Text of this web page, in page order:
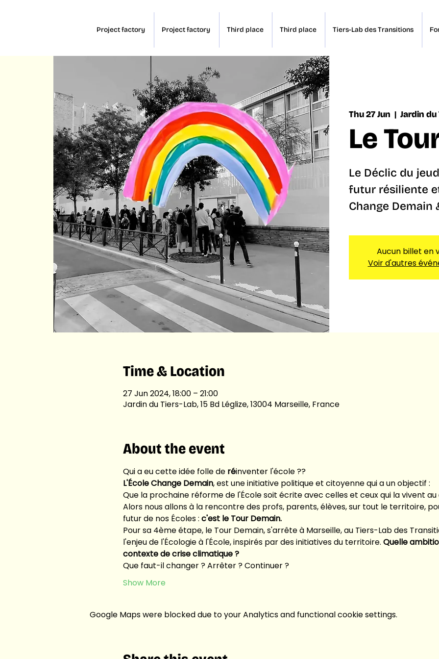
Project factory Project factory Third place Third place Tiers-Lab des Transitions
Thu 27 Jun
  |
Jardin du
Le
Le Déclic du
futur résiliente
Change Demain
Aucun billet en
Voir d'autres
Time & Location
27 Jun 2024, 18:00 – 21:00
Jardin du Tiers-Lab, 15 Bd Léglize, 13004 Marseille, France
About the event
Qui a eu cette idée folle de réinventer l'école ??
L'École Change Demain, est une initiative politique et citoyenne qui a un objectif :
Que la prochaine réforme de l'École soit écrite avec celles et ceux qui la vivent au
Alors nous allons à la rencontre des profs, parents, élèves, sur tout le territoire,
futur de nos Écoles : c'est le Tour Demain.
Pour sa 4ème étape, le Tour Demain, s'arrête à Marseille, au Tiers-Lab des
l'enjeu de l'Écologie à l'École, inspirés par des initiatives du territoire. Quelle
contexte de crise climatique ?
Que faut-il changer ? Arrêter ? Continuer ?
Show More
Google Maps were blocked due to your Analytics and functional cookie settings.